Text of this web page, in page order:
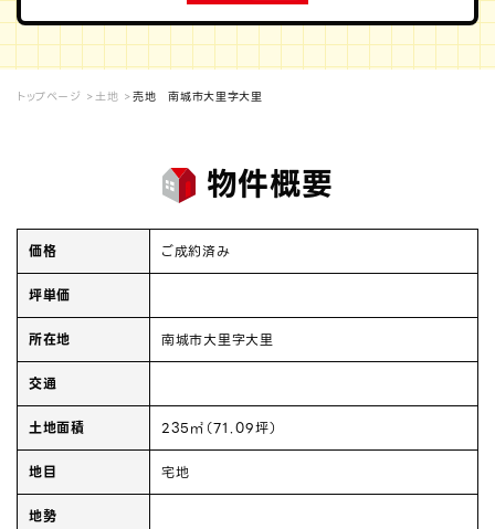
トップページ 土地 売地 南城市大里字大里
物件概要
価格 ご成約済み
坪単価
所在地 南城市大里字大里
交通
土地面積 235㎡（71.09坪）
地目 宅地
地勢